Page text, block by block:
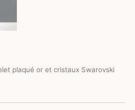
plaqué or et cristaux Swarovski